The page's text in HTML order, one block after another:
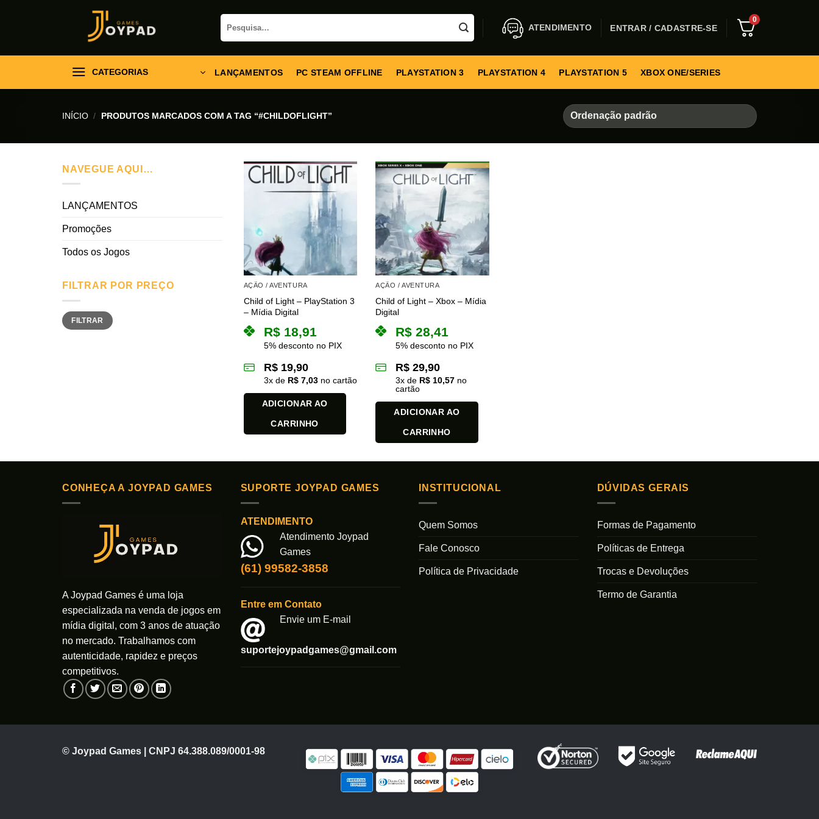
Pesquisar
por:
ATENDIMENTO ENTRAR / CADASTRE-SE
0
CATEGORIAS LANÇAMENTOS PC STEAM OFFLINE PLAYSTATION 3 PLAYSTATION 4 PLAYSTATION 5 XBOX ONE/SERIES
INÍCIO / PRODUTOS MARCADOS COM A TAG “#CHILDOFLIGHT”
NAVEGUE AQUI…
LANÇAMENTOS
Promoções
Todos os Jogos
FILTRAR POR PREÇO
Preço
mínimo
Preço
máximo
FILTRAR
AÇÃO / AVENTURA
Child of Light – PlayStation 3
– Mídia Digital
R$18,91
5% desconto no PIX
R$19,90
3x de R$7,03no cartão
ADICIONAR AO
CARRINHO
AÇÃO / AVENTURA
Child of Light – Xbox – Mídia
Digital
R$ 28,41
5% desconto no PIX
R$ 29,90
3x de R$ 10,57 no
cartão
ADICIONAR AO
CARRINHO
CONHEÇA A JOYPAD GAMES
A Joypad Games é uma loja
especializada na venda de jogos em
mídia digital, com 3 anos de atuação
no mercado. Trabalhamos com
autenticidade, rapidez e preços
competitivos.
SUPORTE JOYPAD GAMES
ATENDIMENTO
Atendimento Joypad
Games
(61) 99582-3858
Entre em Contato
Envie um E-mail
suportejoypadgames@gmail.com
INSTITUCIONAL
Quem Somos
Fale Conosco
Política de Privacidade
DÚVIDAS GERAIS
Formas de Pagamento
Políticas de Entrega
Trocas e Devoluções
Termo de Garantia
© Joypad Games | CNPJ 64.388.089/0001-98